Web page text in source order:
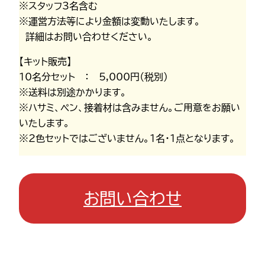
※スタッフ3名含む
※運営方法等により金額は変動いたします。
詳細はお問い合わせください。
【キット販売】
10名分セット ： 5,000円（税別）
※送料は別途かかります。
※ハサミ、ペン、接着材は含みません。ご用意をお願い
いたします。
※2色セットではございません。1名・1点となります。
お問い合わせ